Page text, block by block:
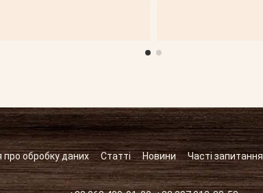
обробку даних Статті Новини Часті запитання